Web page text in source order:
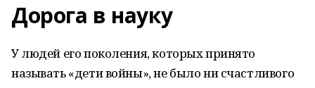
Дорога в науку
У людей его поколения, которых принято
называть «дети войны», не было ни счастливого